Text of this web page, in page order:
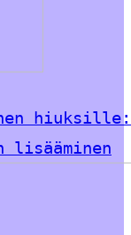
hiuksille:
lisääminen